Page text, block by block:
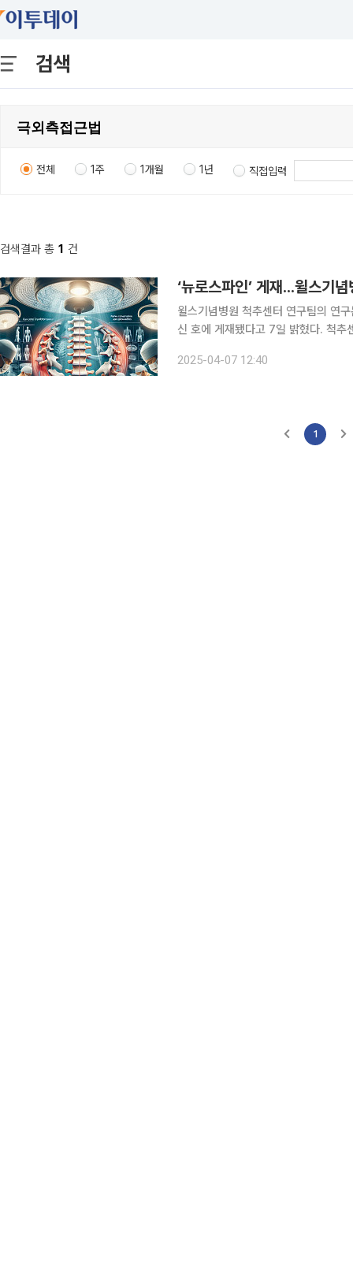
검색
전체 1주 1개월 1년 직접입력
검색결과 총 1 건
‘뉴로스파인’ 게재...윌스기
윌스기념병원 척추센터 연구팀의 연
신 호에 게재됐다고 7일 밝혔다. 척추센터 연구팀(황진섭 센터장, 이상협 과장, 장재원 부병원장, 이
근법인 극외측 경추간공 양방향 내시
2025-04-07 12:40
1